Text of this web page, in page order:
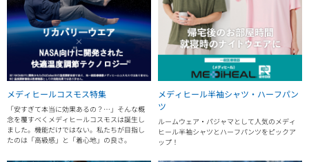
メディヒールコスモス特集
「安すぎて本当に効果あるの？…」そんな概
念を覆すべくメディヒールコスモスは誕生し
ました。機能だけではない。私たちが目指し
たのは「高級感」と「着心地」の良さ。
メディヒール半袖シャツ・ハーフパン
ツ
ルームウェア・パジャマとして人気のメディ
ヒール半袖シャツとハーフパンツをピックア
ップ！